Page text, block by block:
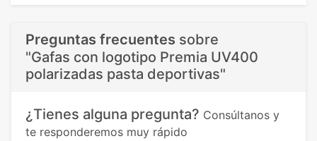
Preguntas frecuentes sobre
"Gafas con logotipo Premia UV400
polarizadas pasta deportivas"
¿Tienes alguna pregunta? Consúltanos y
te responderemos muy rápido